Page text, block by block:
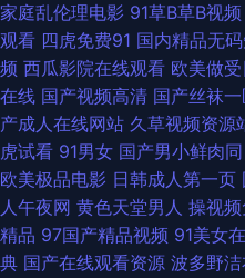
精品久久人妻 欧美蜜桃熟妇性爱 色
视频 大香蕉精品A片 黑料网曝福利
免费观看 久久不射一区 青青草大香
国黄色片三级 欧美色逼 天堂网成人
利社 美日韩A片 色色欧美 在线伊人
家庭乱伦理电影 91草B草B视频
观看 四虎免费91 国内精品无
频 西瓜影院在线观看 欧美做
在线 国产视频高清 国产丝袜一
产成人在线网站 久草视频资源
虎试看 91男女 国产男小鲜肉同
欧美极品电影 日韩成人第一页
人午夜网 黄色天堂男人 操视
精品 97国产精品视频 91美女
典 国产在线观看资源 波多野